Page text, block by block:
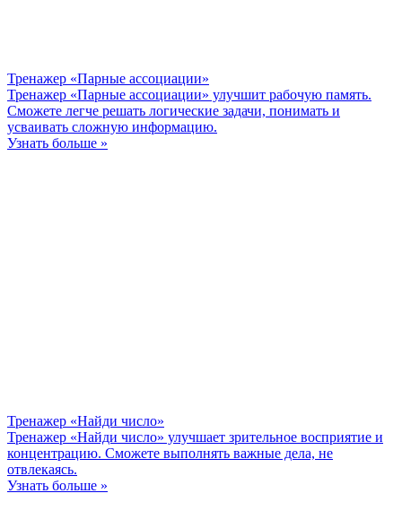
Тренажер «Парные ассоциации»
Тренажер «Парные ассоциации» улучшит рабочую память.
Сможете легче решать логические задачи, понимать и
усваивать сложную информацию.
Узнать больше »
Тренажер «Найди число»
Тренажер «Найди число» улучшает зрительное восприятие и
концентрацию. Сможете выполнять важные дела, не
отвлекаясь.
Узнать больше »